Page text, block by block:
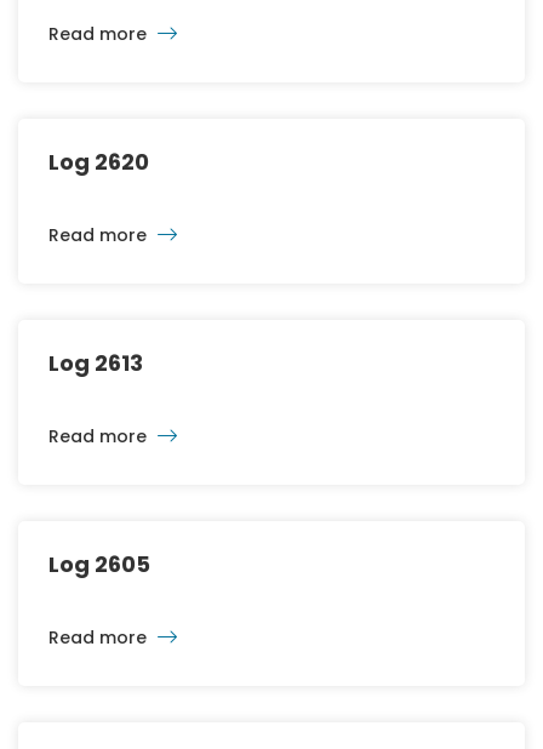
Read more
Log 2620
Read more
Log 2613
Read more
Log 2605
Read more